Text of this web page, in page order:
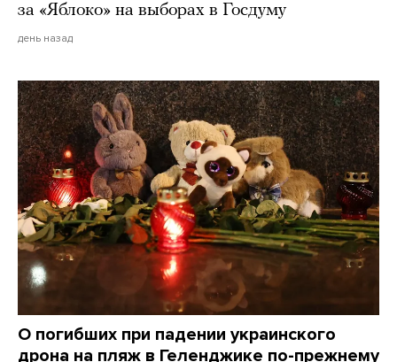
за «Яблоко» на выборах в Госдуму
день назад
О погибших при падении украинского
дрона на пляж в Геленджике по-прежнему